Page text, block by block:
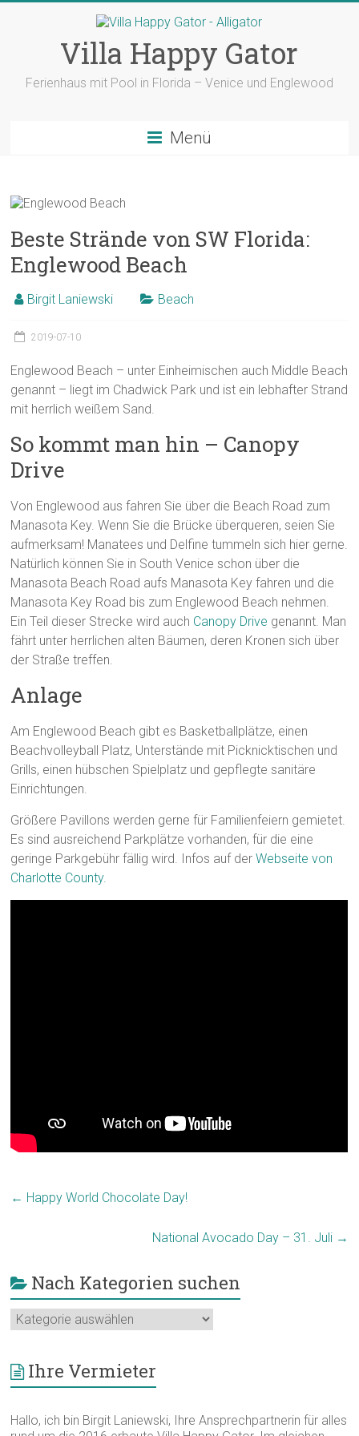
Villa Happy Gator
Ferienhaus mit Pool in Florida – Venice und Englewood
Menü
Beste Strände von SW Florida:
Englewood Beach
Birgit Laniewski Beach
2019-07-10
Englewood Beach – unter Einheimischen auch Middle Beach
genannt – liegt im Chadwick Park und ist ein lebhafter Strand
mit herrlich weißem Sand.
So kommt man hin – Canopy
Drive
Von Englewood aus fahren Sie über die Beach Road zum
Manasota Key. Wenn Sie die Brücke überqueren, seien Sie
aufmerksam! Manatees und Delfine tummeln sich hier gerne.
Natürlich können Sie in South Venice schon über die
Manasota Beach Road aufs Manasota Key fahren und die
Manasota Key Road bis zum Englewood Beach nehmen.
Ein Teil dieser Strecke wird auch Canopy Drive genannt. Man
fährt unter herrlichen alten Bäumen, deren Kronen sich über
der Straße treffen.
Anlage
Am Englewood Beach gibt es Basketballplätze, einen
Beachvolleyball Platz, Unterstände mit Picknicktischen und
Grills, einen hübschen Spielplatz und gepflegte sanitäre
Einrichtungen.
Größere Pavillons werden gerne für Familienfeiern gemietet.
Es sind ausreichend Parkplätze vorhanden, für die eine
geringe Parkgebühr fällig wird. Infos auf derWebseite von
Charlotte County.
← Happy World Chocolate Day!
National Avocado Day – 31. Juli →
Nach Kategorien suchen
Nach
Kategorien
Ihre Vermieter
Hallo, ich bin Birgit Laniewski, Ihre Ansprechpartnerin für alles